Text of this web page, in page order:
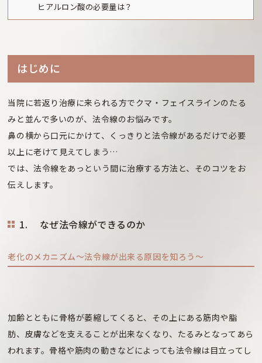
ヒアルロン酸の必要量は？
はじめに
当院に若返り治療に来られる方でクマ・フェイスラインのたる
みと並んで多いのが、法令線のお悩みです。
鼻の横から口元にかけて、くっきりと法令線があるだけで必要
以上に老けて見えてしまう…
では、法令線をあっという間に治療する方法と、そのコツをお
伝えします。
1. なぜ法令線ができるのか
老化のメカニズム～法令線が出来る原因を知ろう～
加齢とともに骨格が萎縮してくると、その上にある筋肉や脂
肪、皮膚などを支えることが出来なくなり、たるみとなってあら
われます。骨格や筋肉の動きなどによっても法令線は目立ってし